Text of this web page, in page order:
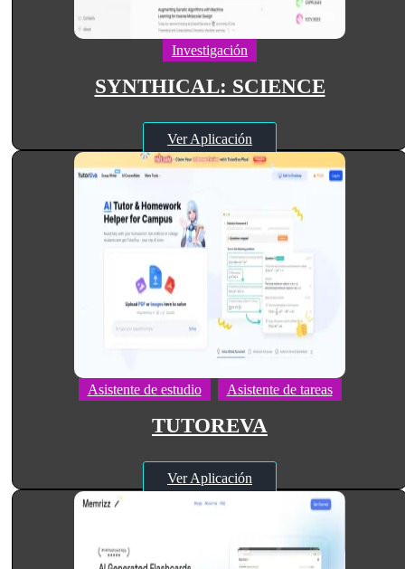
Investigación
SYNTHICAL: SCIENCE
Ver Aplicación
Asistente de estudio Asistente de tareas
TUTOREVA
Ver Aplicación